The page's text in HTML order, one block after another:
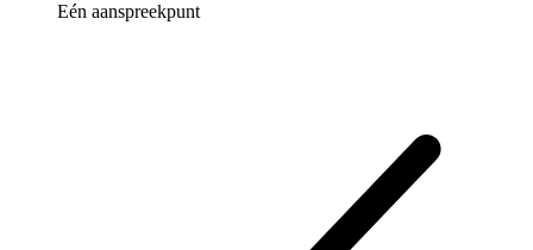
Eén aanspreekpunt